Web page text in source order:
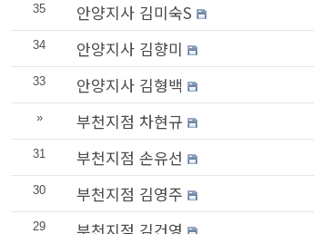
35 안양지사 김미숙S
34 안양지사 김향미
33 안양지사 김형백
» 부천지점 차현규
31 부천지점 손유선
30 부천지점 김영주
29